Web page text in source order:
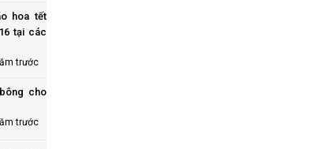
hoa tết
tại các
trước
cho
trước